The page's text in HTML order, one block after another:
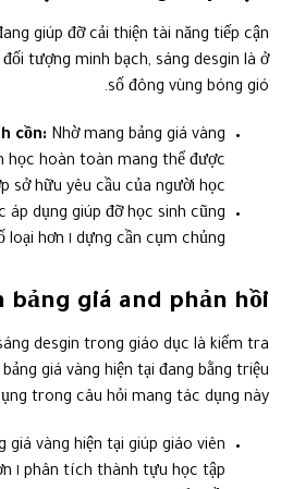
giúp đỡ cải thiện tài năng tiếp cận
tượng minh bạch, sáng desgin là ở
số đông vùng bóng gió.
cồn: Nhờ mang bảng giá vàng
học hoàn toàn mang thể được
sở hữu yêu cầu của người học.
áp dụng giúp đỡ học sinh cũng
dựng cần cụm chủng ١ số loại hơn.
bảng giá and phản hồi
desgin trong giáo dục là kiểm tra
giá vàng hiện tại đang bằng triệu
trong câu hỏi mang tác dụng này.
giá vàng hiện tại giúp giáo viên
phân tích thành tựu học tập ١ túng quyết đúng hơn hơn.